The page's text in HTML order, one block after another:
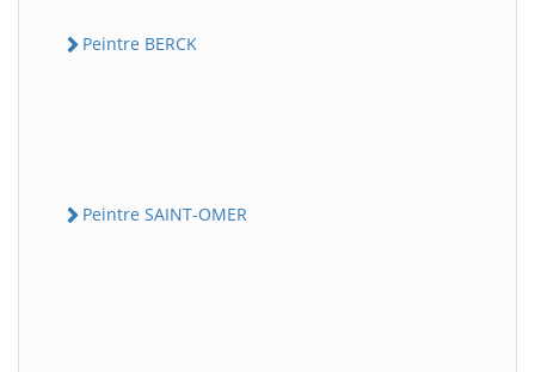
Peintre BERCK
Peintre SAINT-OMER